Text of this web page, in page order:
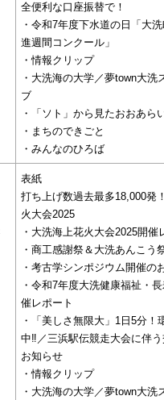
全便利な口座振替で！
・令和7年度下水道の日「大
進週間コンクール」
・情報クリップ
・大洗海の大学／夢town大洗
ブ
・「ソト」から見たおおあら
・まちのできごと
・みんなのひろば
表紙
打ち上げ数過去最多18,000発
火大会2025
・大洗海上花火大会2025開催
・商工感謝祭＆大洗あんこう
・考古学シンポジウム開催の
・令和7年度大洗健康福祉・
催レポート
・「美しさ無限大」1日5分！
中‼／三浜駅伝競走大会に伴
お知らせ
・情報クリップ
・大洗海の大学／夢town大洗